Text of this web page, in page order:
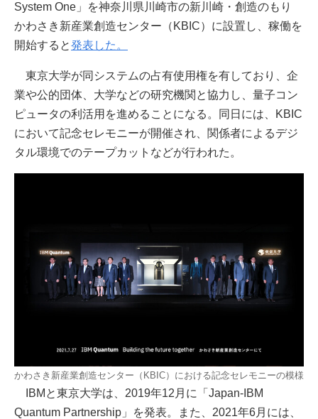
System One」を神奈川県川崎市の新川崎・創造のもり
かわさき新産業創造センター（KBIC）に設置し、稼働を
開始すると発表した。
東京大学が同システムの占有使用権を有しており、企
業や公的団体、大学などの研究機関と協力し、量子コン
ピュータの利活用を進めることになる。同日には、KBIC
において記念セレモニーが開催され、関係者によるデジ
タル環境でのテープカットなどが行われた。
かわさき新産業創造センター（KBIC）における記念セレモニーの模様
IBMと東京大学は、2019年12月に「Japan-IBM
Quantum Partnership」を発表。また、2021年6月には、